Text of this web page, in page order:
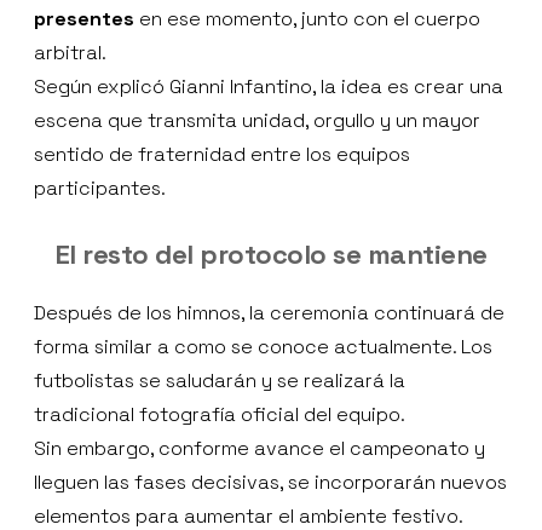
presentes en ese momento, junto con el cuerpo
arbitral.
Según explicó Gianni Infantino, la idea es crear una
escena que transmita unidad, orgullo y un mayor
sentido de fraternidad entre los equipos
participantes.
El resto del protocolo se mantiene
Después de los himnos, la ceremonia continuará de
forma similar a como se conoce actualmente. Los
futbolistas se saludarán y se realizará la
tradicional fotografía oficial del equipo.
Sin embargo, conforme avance el campeonato y
lleguen las fases decisivas, se incorporarán nuevos
elementos para aumentar el ambiente festivo.